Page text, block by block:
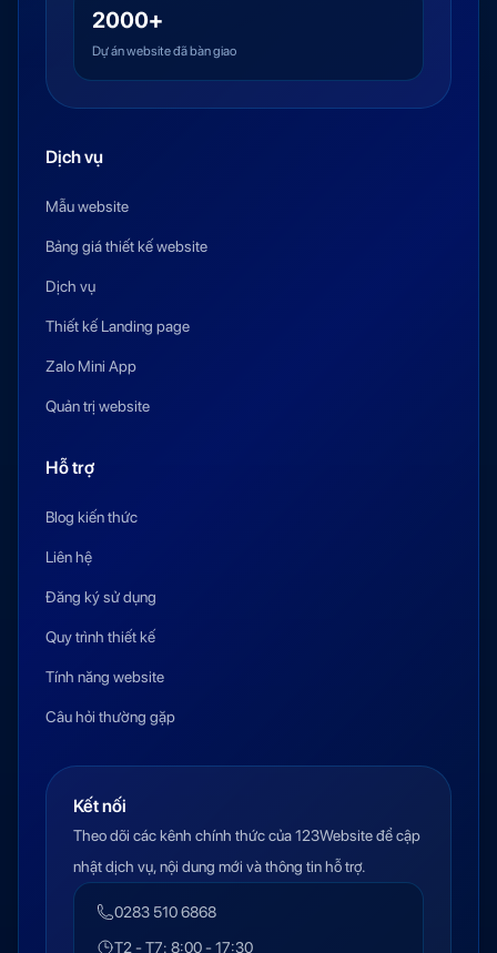
2000+
Dự án website đã bàn giao
Dịch vụ
Mẫu website
Bảng giá thiết kế website
Dịch vụ
Thiết kế Landing page
Zalo Mini App
Quản trị website
Hỗ trợ
Blog kiến thức
Liên hệ
Đăng ký sử dụng
Quy trình thiết kế
Tính năng website
Câu hỏi thường gặp
Kết nối
Theo dõi các kênh chính thức của 123Website để cập
nhật dịch vụ, nội dung mới và thông tin hỗ trợ.
0283 510 6868
T2 - T7: 8:00 - 17:30